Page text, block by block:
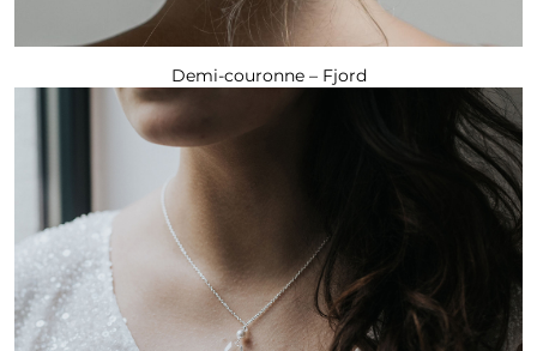
Demi-couronne – Fjord